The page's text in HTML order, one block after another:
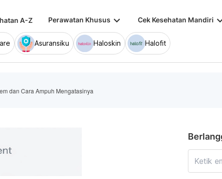
A-Z Perawatan Khusus keyboard_arrow_down Cek Kesehatan Mandiri
Asuransiku Haloskin Halofit
dan Cara Ampuh Mengatasinya